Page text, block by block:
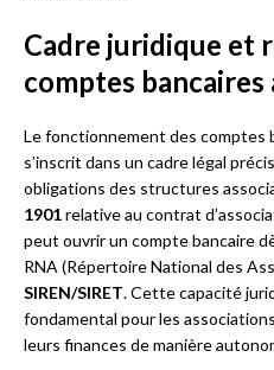
Cadre juridique et
comptes bancaires
Le fonctionnement des comptes
s’inscrit dans un cadre légal
obligations des structures
1901relative au contrat
peut ouvrir un compte bancaire
RNA (Répertoire National des
SIREN/SIRET. Cette capacité
fondamental pour les
leurs finances de manière